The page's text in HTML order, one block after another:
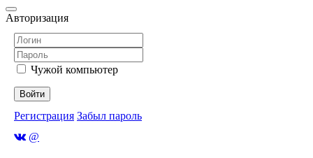
Авторизация
Чужой компьютер
Войти
Регистрация Забыл пароль
@